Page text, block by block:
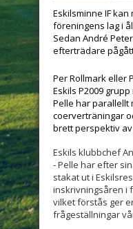
Eskilsminne IF
föreningens lag i
Sedan André
efterträdare
Per Rollmark eller
Eskils P2009
Pelle har parallellt
coerverträningar
brett perspektiv
Eskils klubbchef
- Pelle har efter
stakat ut i
inskrivningsåren i
vilket förstås ger
frågeställningar